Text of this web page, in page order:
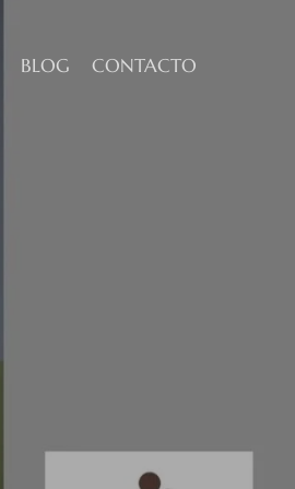
BLOG CONTACTO